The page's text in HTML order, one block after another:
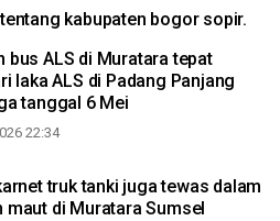
kabupaten bogor sopir.
bus ALS di Muratara tepat
laka ALS di Padang Panjang
tanggal 6 Mei
22:34
truk tanki juga tewas dalam
maut di Muratara Sumsel